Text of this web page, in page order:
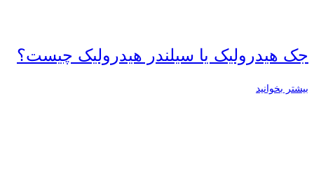
جک هیدرولیک یا سیلندر هیدرولیک چیست؟
بیشتر بخوانید